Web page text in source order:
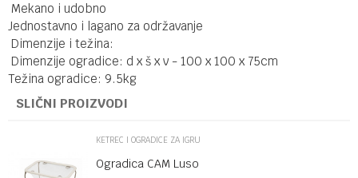
Mekano i udobno
Jednostavno i lagano za održavanje
Dimenzije i težina:
Dimenzije ogradice: d x š x v - 100 x 100 x 75cm
Težina ogradice: 9.5kg
SLIČNI PROIZVODI
KETREC I OGRADICE ZA IGRU
Ogradica CAM Luso